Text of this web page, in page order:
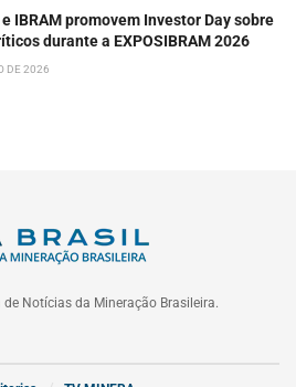
IBRAM promovem Investor Day sobre
durante a EXPOSIBRAM 2026
DE 2026
de Notícias da Mineração Brasileira.